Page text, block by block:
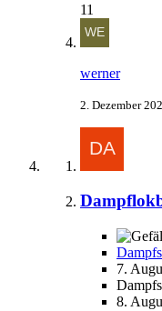
11
werner
2. Dezember
7.
8.